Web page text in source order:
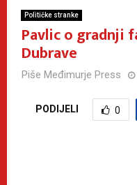
Političke stranke
Pavlic o gradnji
Dubrave
Piše Međimurje Press
PODIJELI 0